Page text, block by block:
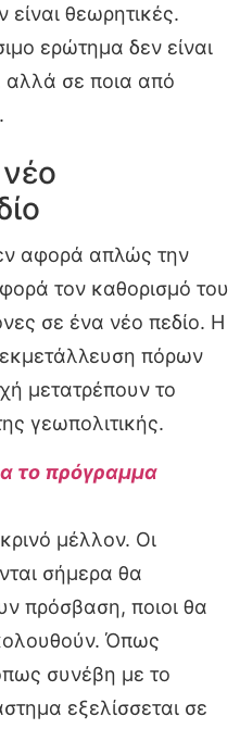
είναι θεωρητικές.
ερώτημα δεν είναι
αλλά σε ποια από
αφορά απλώς την
τον καθορισμό του
σε ένα νέο πεδίο. Η
πόρων
μετατρέπουν το
γεωπολιτικής.
το πρόγραμμα
μέλλον. Οι
σήμερα θα
πρόσβαση, ποιοι θα
Όπως
συνέβη με το
εξελίσσεται σε